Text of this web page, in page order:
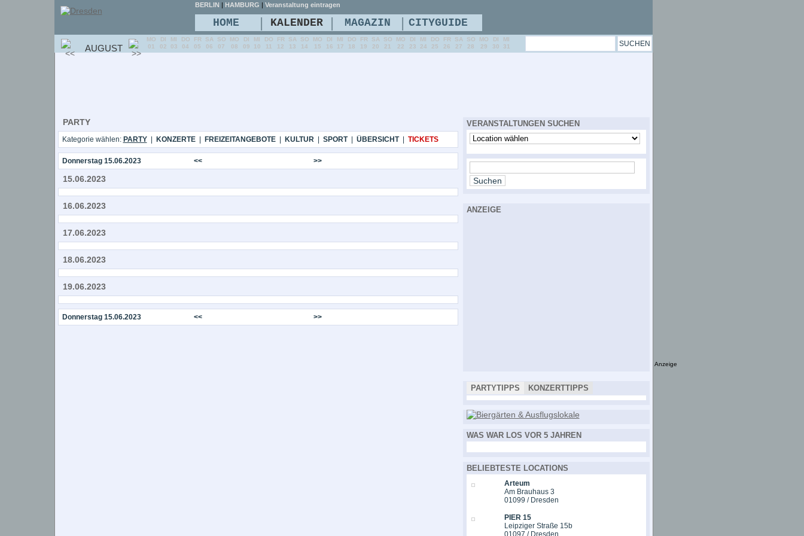
PARTY
Kategorie wählen: PARTY| KONZERTE| FREIZEITANGEBOTE| KULTUR| SPORT| ÜBERSICHT| TICKETS
Donnerstag 15.06.2023 << >>
15.06.2023
16.06.2023
17.06.2023
18.06.2023
19.06.2023
Donnerstag 15.06.2023 << >>
VERANSTALTUNGEN SUCHEN
ANZEIGE
PARTYTIPPS KONZERTTIPPS
WAS WAR LOS VOR 5 JAHREN
BELIEBTESTE LOCATIONS
Arteum
Am Brauhaus 3
01099 / Dresden
PIER 15
Leipziger Straße 15b
01097 / Dresden
BERLIN | HAMBURG | Veranstaltung eintragen
HOME | KALENDER | MAGAZIN | CITYGUIDE
AUGUST
MO
01
DI
02
MI
03
DO
04
FR
05
SA
06
SO
07
MO
08
DI
09
MI
10
DO
11
FR
12
SA
13
SO
14
MO
15
DI
16
MI
17
DO
18
FR
19
SA
20
SO
21
MO
22
DI
23
MI
24
DO
25
FR
26
SA
27
SO
28
MO
29
DI
30
MI
31
Anzeige